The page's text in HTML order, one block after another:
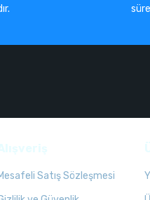
Satış Sözleşmesi